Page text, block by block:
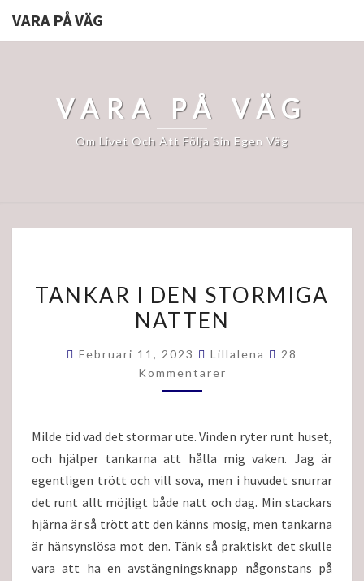
VARA PÅ VÄG
VARA PÅ VÄG
Om Livet Och Att Följa Sin Egen Väg
I
DEN
TANKAR I DEN STORMIGA
NATTEN
Februari 11, 2023 Lillalena Kommentarer
28
Kommentarer
Milde tid vad det stormar ute. Vinden ryter runt huset,
och hjälper tankarna att hålla mig vaken. Jag är
egentligen trött och vill sova, men i huvudet snurrar
det runt allt möjligt både natt och dag. Min stackars
hjärna är så trött att den känns mosig, men tankarna
är hänsynslösa mot den. Tänk så praktiskt det skulle
vara att ha en avstängningsknapp någonstans på